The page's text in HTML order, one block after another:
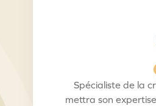
Spécialiste de la
mettra son